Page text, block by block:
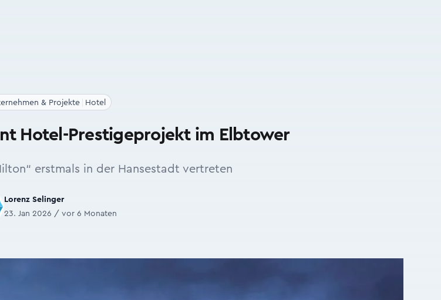
& Projekte Hotel
Hotel-Prestigeprojekt im Elbtower
erstmals in der Hansestadt vertreten
Lorenz Selinger
23. Jan 2026 / vor 6 Monaten